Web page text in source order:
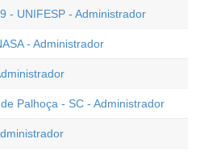
- UNIFESP - Administrador
- Administrador
Palhoça - SC - Administrador